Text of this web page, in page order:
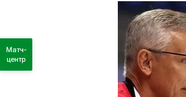
Матч-
центр